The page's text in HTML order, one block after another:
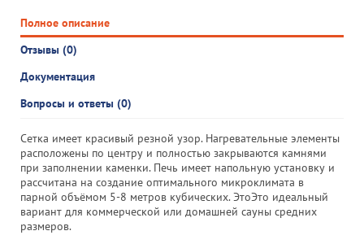
Полное описание
Отзывы (0)
Документация
Вопросы и ответы (0)
Сетка имеет красивый резной узор. Нагревательные элементы
расположены по центру и полностью закрываются камнями
при заполнении каменки. Печь имеет напольную установку и
рассчитана на создание оптимального микроклимата в
парной объёмом 5-8 метров кубических. ЭтоЭто идеальный
вариант для коммерческой или домашней сауны средних
размеров.